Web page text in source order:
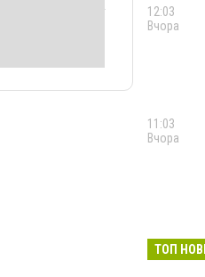
12:03
Вчора
11:03
Вчора
ТОП